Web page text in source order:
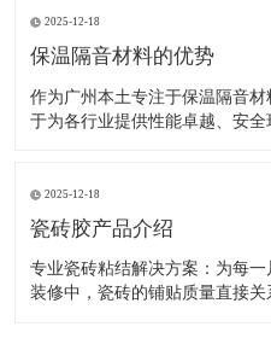
场景，可根据具体铺贴需求选择
2025-12-18
保温隔音材料的优势
作为广州本土专注于保温隔音
于为各行业提供性能卓越、安全
建核心优势。 行业应用与核心
用于住
2025-12-18
瓷砖胶产品介绍
专业瓷砖粘结解决方案：为每
装修中，瓷砖的铺贴质量直接